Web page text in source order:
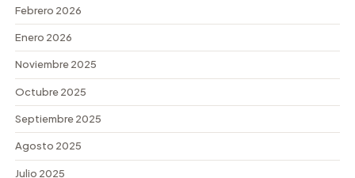
Febrero 2026
Enero 2026
Noviembre 2025
Octubre 2025
Septiembre 2025
Agosto 2025
Julio 2025